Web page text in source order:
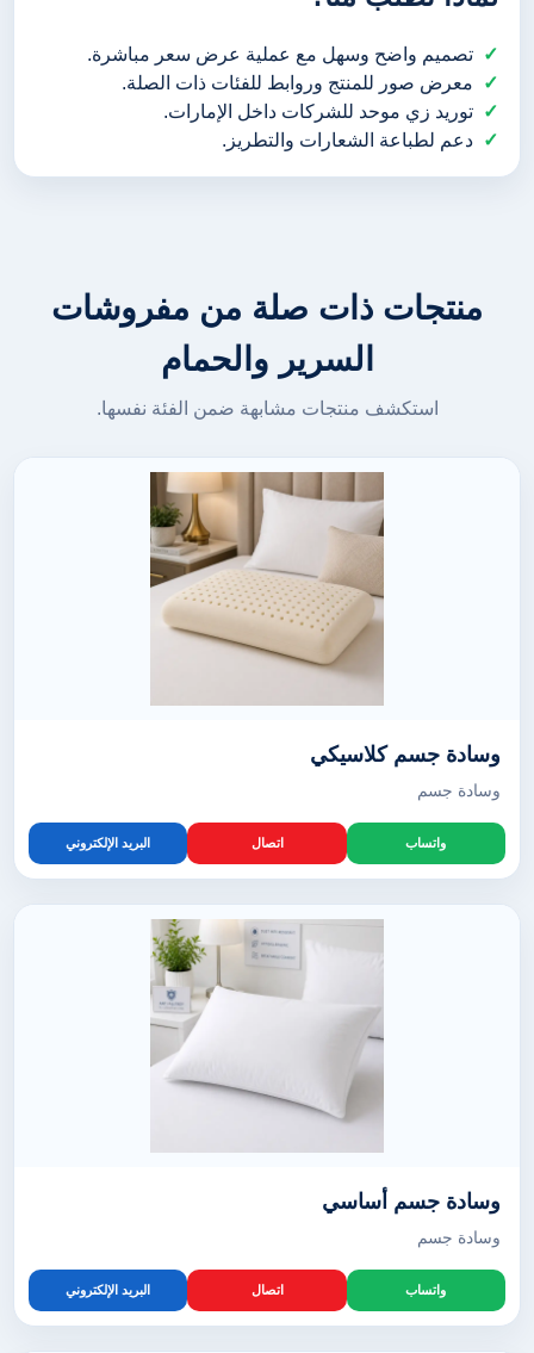
تصميم واضح وسهل مع عملية عرض سعر مباشرة.
معرض صور للمنتج وروابط للفئات ذات الصلة.
توريد زي موحد للشركات داخل الإمارات.
دعم لطباعة الشعارات والتطريز.
منتجات ذات صلة من مفروشات
السرير والحمام
استكشف منتجات مشابهة ضمن الفئة نفسها.
وسادة جسم كلاسيكي
وسادة جسم
واتساب اتصال البريد الإلكتروني
وسادة جسم أساسي
وسادة جسم
واتساب اتصال البريد الإلكتروني